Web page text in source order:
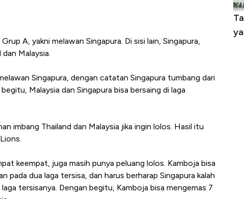
A, yakni melawan Singapura. Di sisi lain, Singapura,
Malaysia.
Singapura, dengan catatan Singapura tumbang dari
Malaysia dan Singapura bisa bersaing di laga
imbang Thailand dan Malaysia jika ingin lolos. Hasil itu
keempat, juga masih punya peluang lolos. Kamboja bisa
pada dua laga tersisa, dan harus berharap Singapura kalah
tersisanya. Dengan begitu, Kamboja bisa mengemas 7